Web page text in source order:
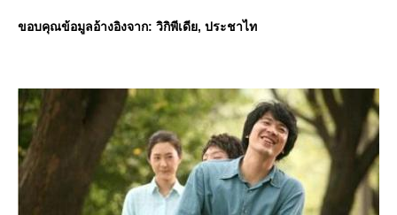
ขอบคุณข้อมูลอ้างอิงจาก: วิกิพีเดีย, ประชาไท